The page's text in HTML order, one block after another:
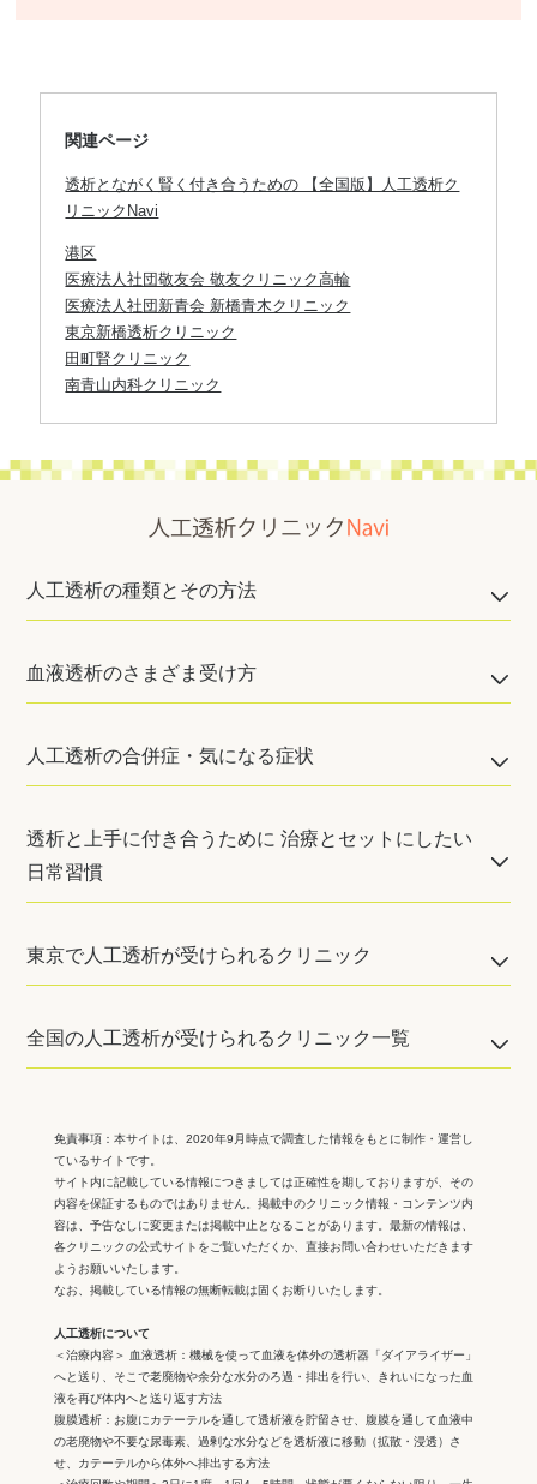
関連ページ
透析とながく賢く付き合うための 【全国版】人工透析ク
リニックNavi
港区
医療法人社団敬友会 敬友クリニック高輪
医療法人社団新青会 新橋青木クリニック
東京新橋透析クリニック
田町腎クリニック
南青山内科クリニック
人工透析の種類とその方法
血液透析のさまざま受け方
人工透析の合併症・気になる症状
透析と上手に付き合うために 治療とセットにしたい
日常習慣
東京で人工透析が受けられるクリニック
全国の人工透析が受けられるクリニック一覧
免責事項： 本サイトは、2020年9月時点で調査した情報をもとに制作・運営し
ているサイトです。
サイト内に記載している情報につきましては正確性を期しておりますが、その
内容を保証するものではありません。掲載中のクリニック情報・コンテンツ内
容は、予告なしに変更または掲載中止となることがあります。最新の情報は、
各クリニックの公式サイトをご覧いただくか、直接お問い合わせいただきます
ようお願いいたします。
なお、掲載している情報の無断転載は固くお断りいたします。
人工透析について
＜治療内容＞ 血液透析：機械を使って血液を体外の透析器「ダイアライザー」
へと送り、そこで老廃物や余分な水分のろ過・排出を行い、きれいになった血
液を再び体内へと送り返す方法
腹膜透析：お腹にカテーテルを通して透析液を貯留させ、腹膜を通して血液中
の老廃物や不要な尿毒素、過剰な水分などを透析液に移動（拡散・浸透）さ
せ、カテーテルから体外へ排出する方法